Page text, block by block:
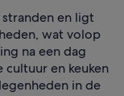
en ligt
wat volop
na een dag
cultuur en keuken
in de